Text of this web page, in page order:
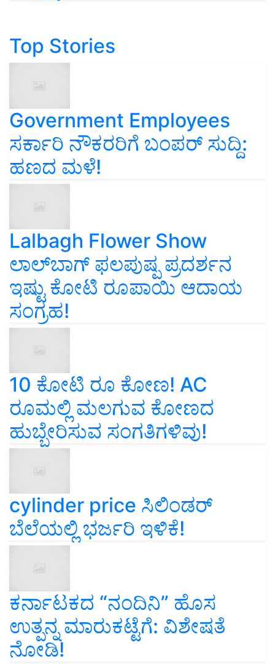
Top Stories
Government Employees
ಸರ್ಕಾರಿ ನೌಕರರಿಗೆ ಬಂಪರ್‌ ಸುದ್ದಿ:
ಹಣದ ಮಳೆ!
Lalbagh Flower Show
ಲಾಲ್‌ಬಾಗ್ ಫಲಪುಷ್ಪ ಪ್ರದರ್ಶನ
ಇಷ್ಟು ಕೋಟಿ ರೂಪಾಯಿ ಆದಾಯ
ಸಂಗ್ರಹ!
10 ಕೋಟಿ ರೂ ಕೋಣ! AC
ರೂಮಲ್ಲಿ ಮಲಗುವ ಕೋಣದ
ಹುಬ್ಬೇರಿಸುವ ಸಂಗತಿಗಳಿವು!
cylinder price ಸಿಲಿಂಡರ್‌
ಬೆಲೆಯಲ್ಲಿ ಭರ್ಜರಿ ಇಳಿಕೆ!
ಕರ್ನಾಟಕದ “ನಂದಿನಿ” ಹೊಸ
ಉತ್ಪನ್ನ ಮಾರುಕಟ್ಟೆಗೆ: ವಿಶೇಷತೆ
ನೋಡಿ!